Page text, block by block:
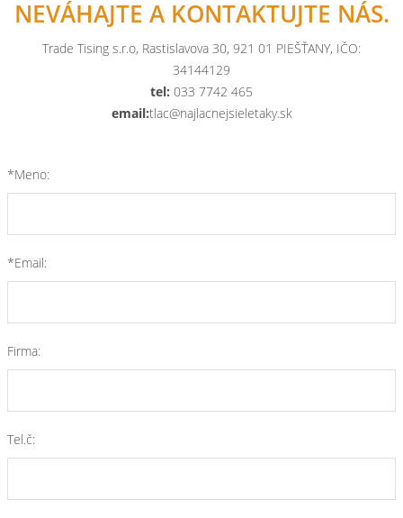
NEVÁHAJTE A KONTAKTUJTE NÁS.
Trade Tising s.r.o, Rastislavova 30, 921 01 PIEŠŤANY, IČO:
34144129
tel: 033 7742 465
email:tlac@najlacnejsieletaky.sk
*Meno:
*Email:
Firma:
Tel.č: